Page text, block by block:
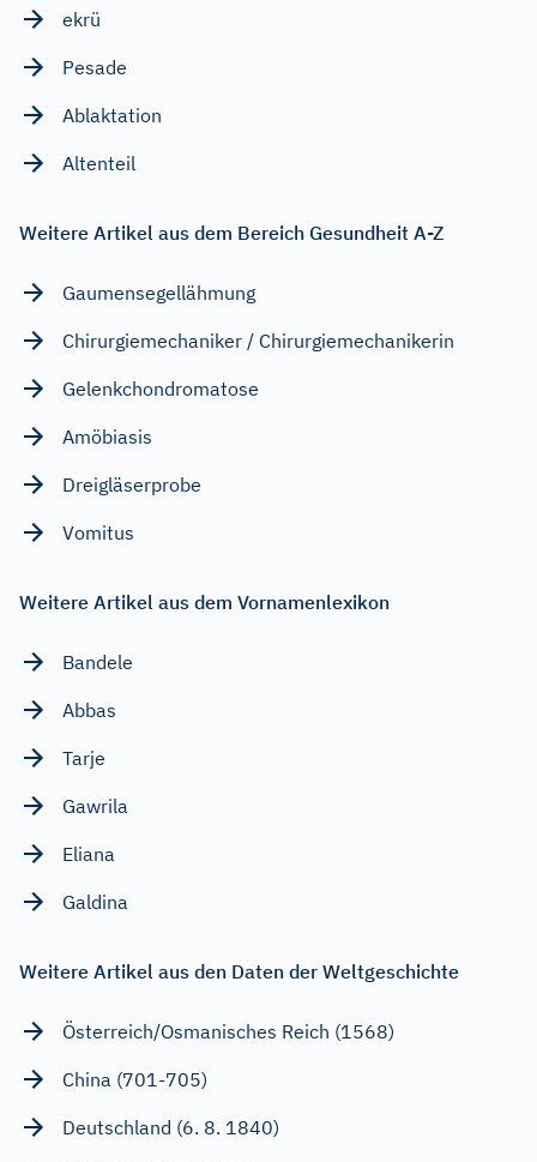
ekrü
Pesade
Ablaktation
Altenteil
Weitere Artikel aus dem Bereich Gesundheit A-Z
Gaumensegellähmung
Chirurgiemechaniker / Chirurgiemechanikerin
Gelenkchondromatose
Amöbiasis
Dreigläserprobe
Vomitus
Weitere Artikel aus dem Vornamenlexikon
Bandele
Abbas
Tarje
Gawrila
Eliana
Galdina
Weitere Artikel aus den Daten der Weltgeschichte
Österreich/Osmanisches Reich (1568)
China (701-705)
Deutschland (6. 8. 1840)